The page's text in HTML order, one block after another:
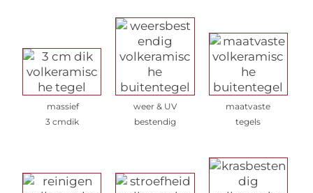
massief
3 cmdik
weer & UV
bestendig
maatvaste
tegels